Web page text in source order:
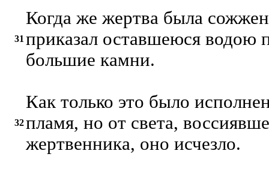
31
Когда же жертва была
приказал оставшеюся водою
большие камни.
32
Как только это было
пламя, но от света,
жертвенника, оно исчезло.